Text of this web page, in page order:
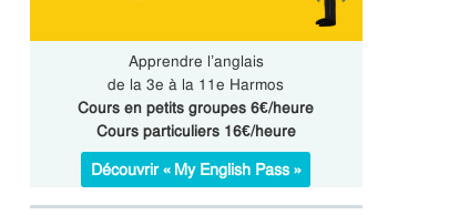
Apprendre l’anglais
de la 3e à la 11e Harmos
Cours en petits groupes 6€/heure
Cours particuliers 16€/heure
Découvrir « My English Pass »